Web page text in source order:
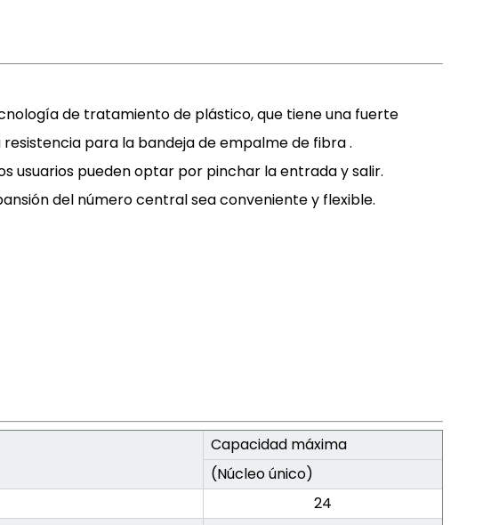
de tratamiento de plástico, que tiene una fuerte
para la bandeja de empalme de fibra .
usuarios pueden optar por pinchar la entrada y salir.
del número central sea conveniente y flexible.
Capacidad máxima
(Núcleo único)
24